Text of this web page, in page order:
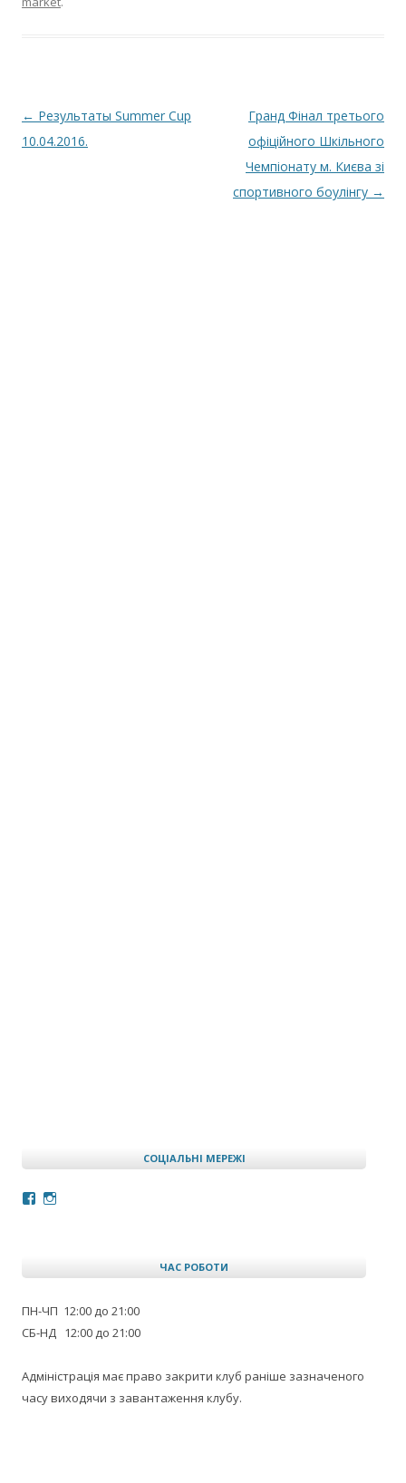
Навігація по запису
← Результаты Summer Сup
10.04.2016.
Гранд Фінал третього
офіційного Шкільного
Чемпіонату м. Києва зі
спортивного боулінгу →
СОЦІАЛЬНІ МЕРЕЖІ
Facebook
Instagram
ЧАС РОБОТИ
ПН-ЧП 12:00 до 21:00
СБ-НД 12:00 до 21:00
Адміністрація має право закрити клуб раніше зазначеного
часу виходячи з завантаження клубу.